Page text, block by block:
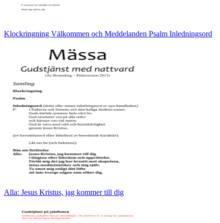
Klockringning Välkommen och Meddelanden Psalm Inledningsord
Alla: Jesus Kristus, jag kommer till dig